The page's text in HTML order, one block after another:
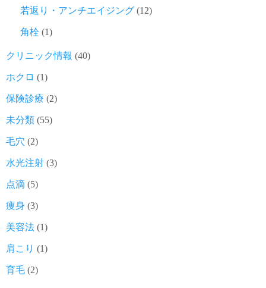
若返り・アンチエイジング (12)
角栓 (1)
クリニック情報 (40)
ホクロ (1)
保険診療 (2)
未分類 (55)
毛穴 (2)
水光注射 (3)
点滴 (5)
痩身 (3)
美容法 (1)
肩こり (1)
育毛 (2)